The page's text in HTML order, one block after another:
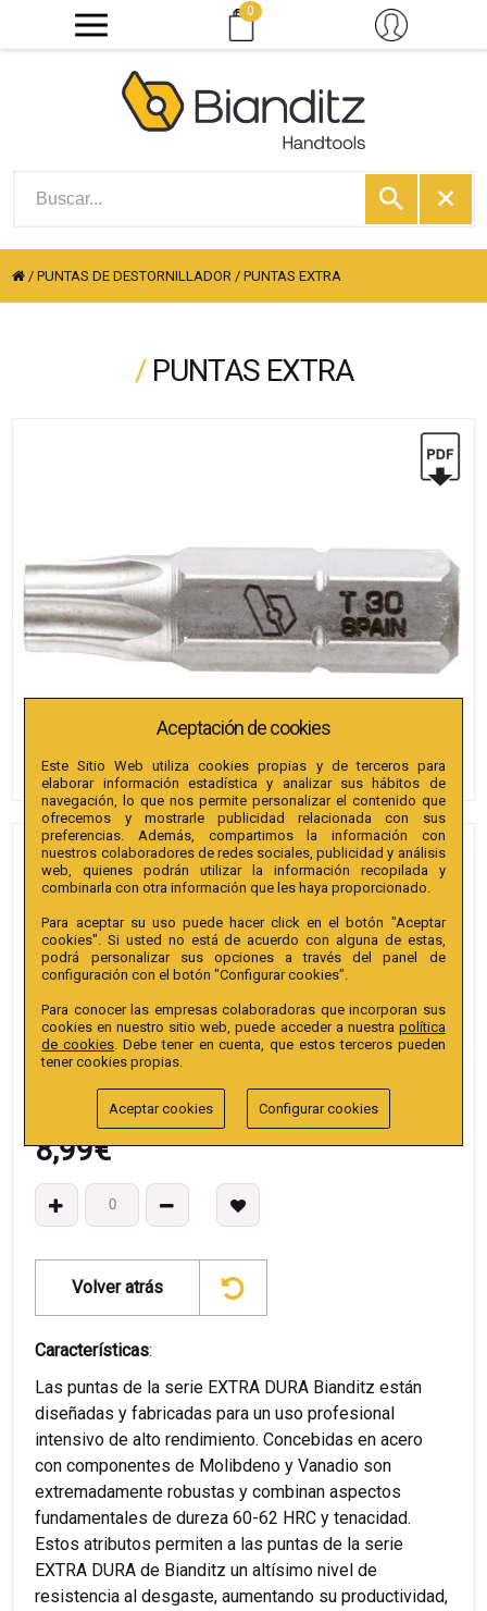
0
/PUNTAS DE DESTORNILLADOR /PUNTAS EXTRA
/ PUNTAS EXTRA
PUNTAS BIANDITZ TX 15 X
25MM 1/4" EXTRA 5U.
Referencia:238714
Colección:Punta TX 25mm 1/4" Extra.
EAN13:
8,99€
Volver atrás
Características:
Las puntas de la serie EXTRA DURA Bianditz están
diseñadas y fabricadas para un uso profesional
intensivo de alto rendimiento. Concebidas en acero
con componentes de Molibdeno y Vanadio son
extremadamente robustas y combinan aspectos
fundamentales de dureza 60-62 HRC y tenacidad.
Estos atributos permiten a las puntas de la serie
EXTRA DURA de Bianditz un altísimo nivel de
resistencia al desgaste, aumentando su productividad,
Aceptación de cookies
Este Sitio Web utiliza cookies propias y de terceros para
elaborar información estadística y analizar sus hábitos de
navegación, lo que nos permite personalizar el contenido que
ofrecemos y mostrarle publicidad relacionada con sus
preferencias. Además, compartimos la información con
nuestros colaboradores de redes sociales, publicidad y análisis
web, quienes podrán utilizar la información recopilada y
combinarla con otra información que les haya proporcionado.
Para aceptar su uso puede hacer click en el botón "Aceptar
cookies". Si usted no está de acuerdo con alguna de estas,
podrá personalizar sus opciones a través del panel de
configuración con el botón "Configurar cookies".
Para conocer las empresas colaboradoras que incorporan sus
cookies en nuestro sitio web, puede acceder a nuestra política
de cookies . Debe tener en cuenta, que estos terceros pueden
tener cookies propias.
Aceptar cookies Configurar cookies